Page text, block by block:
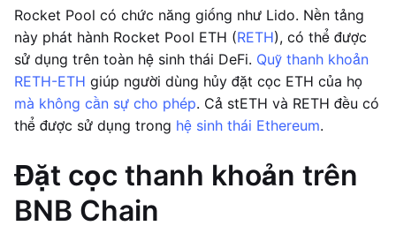
Rocket Pool có chức năng giống như Lido. Nền tảng
này phát hành Rocket Pool ETH (RETH), có thể được
sử dụng trên toàn hệ sinh thái DeFi. Quỹ thanh khoản
RETH-ETH giúp người dùng hủy đặt cọc ETH của họ
mà không cần sự cho phép. Cả stETH và RETH đều có
thể được sử dụng trong hệ sinh thái Ethereum.
Đặt cọc thanh khoản trên
BNB Chain